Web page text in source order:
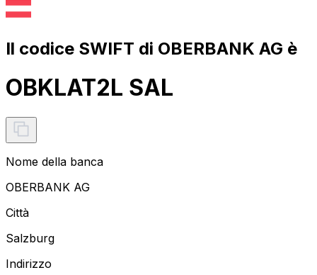
Il codice SWIFT di OBERBANK AG è
OBKLAT2L SAL
Nome della banca
OBERBANK AG
Città
Salzburg
Indirizzo